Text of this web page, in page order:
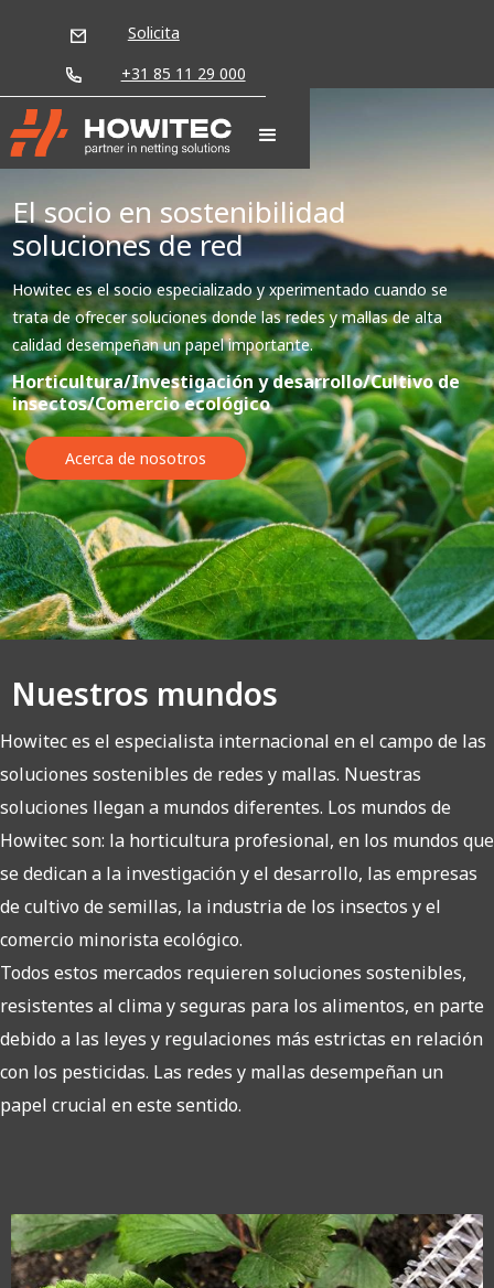
Solicita
+31 85 11 29 000
El socio en sostenibilidad
soluciones de red
Howitec es el socio especializado y xperimentado cuando se
trata de ofrecer soluciones donde las redes y mallas de alta
calidad desempeñan un papel importante.
Horticultura/Investigación y desarrollo/Cultivo de
insectos/Comercio ecológico
Acerca de nosotros
Nuestros mundos
Howitec es el especialista internacional en el campo de las
soluciones sostenibles de redes y mallas. Nuestras
soluciones llegan a mundos diferentes. Los mundos de
Howitec son: la horticultura profesional, en los mundos que
se dedican a la investigación y el desarrollo, las empresas
de cultivo de semillas, la industria de los insectos y el
comercio minorista ecológico.
Todos estos mercados requieren soluciones sostenibles,
resistentes al clima y seguras para los alimentos, en parte
debido a las leyes y regulaciones más estrictas en relación
con los pesticidas. Las redes y mallas desempeñan un
papel crucial en este sentido.